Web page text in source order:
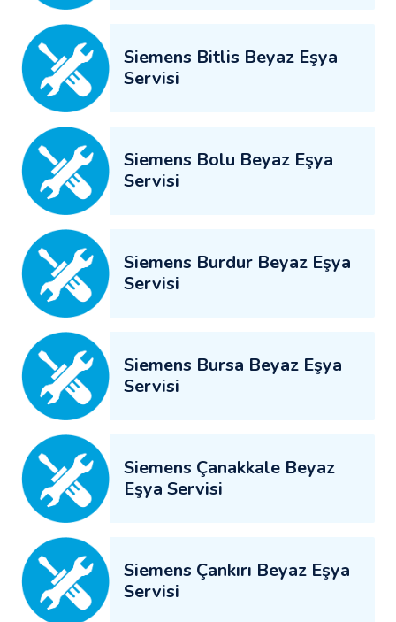
Siemens Bitlis Beyaz Eşya
Servisi
Siemens Bolu Beyaz Eşya
Servisi
Siemens Burdur Beyaz Eşya
Servisi
Siemens Bursa Beyaz Eşya
Servisi
Siemens Çanakkale Beyaz
Eşya Servisi
Siemens Çankırı Beyaz Eşya
Servisi